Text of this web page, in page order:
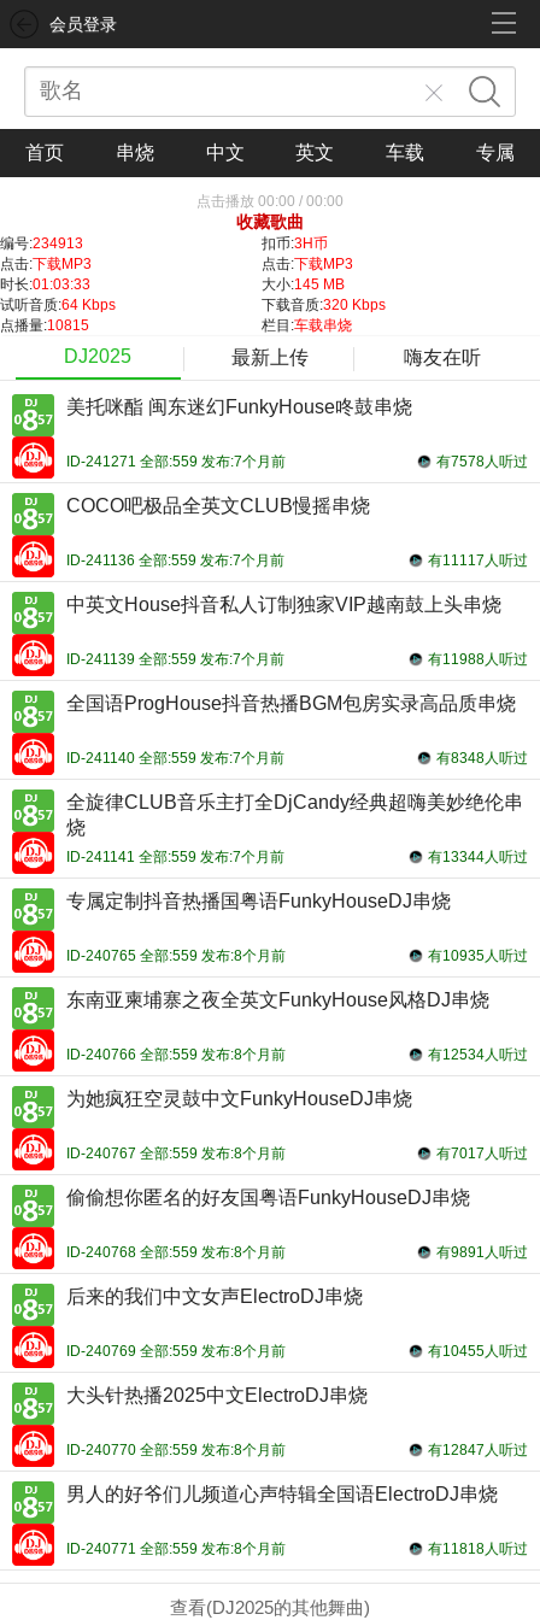
会员登录
首页 串烧 中文 英文 车载 专属
点击播放 00:00 / 00:00
收藏歌曲
编号:234913 扣币:3H币
点击:下载MP3 点击:下载MP3
时长:01:03:33 大小:145 MB
试听音质:64 Kbps 下载音质:320 Kbps
点播量:10815 栏目:车载串烧
DJ2025 最新上传 嗨友在听
美托咪酯 闽东迷幻FunkyHouse咚鼓串烧
有7578人听过
ID-241271 全部:559 发布:7个月前
COCO吧极品全英文CLUB慢摇串烧
有11117人听过
ID-241136 全部:559 发布:7个月前
中英文House抖音私人订制独家VIP越南鼓上头串烧
有11988人听过
ID-241139 全部:559 发布:7个月前
全国语ProgHouse抖音热播BGM包房实录高品质串烧
有8348人听过
ID-241140 全部:559 发布:7个月前
全旋律CLUB音乐主打全DjCandy经典超嗨美妙绝伦串
烧
有13344人听过
ID-241141 全部:559 发布:7个月前
专属定制抖音热播国粤语FunkyHouseDJ串烧
有10935人听过
ID-240765 全部:559 发布:8个月前
东南亚柬埔寨之夜全英文FunkyHouse风格DJ串烧
有12534人听过
ID-240766 全部:559 发布:8个月前
为她疯狂空灵鼓中文FunkyHouseDJ串烧
有7017人听过
ID-240767 全部:559 发布:8个月前
偷偷想你匿名的好友国粤语FunkyHouseDJ串烧
有9891人听过
ID-240768 全部:559 发布:8个月前
后来的我们中文女声ElectroDJ串烧
有10455人听过
ID-240769 全部:559 发布:8个月前
大头针热播2025中文ElectroDJ串烧
有12847人听过
ID-240770 全部:559 发布:8个月前
男人的好爷们儿频道心声特辑全国语ElectroDJ串烧
有11818人听过
ID-240771 全部:559 发布:8个月前
查看(DJ2025的其他舞曲)